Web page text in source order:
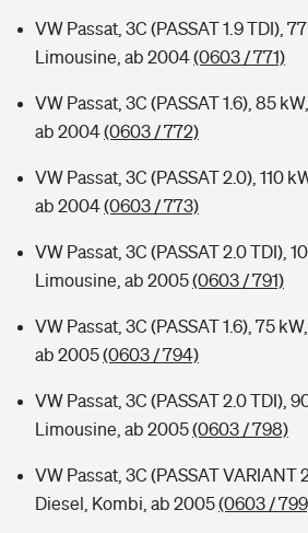
VW Passat, 3C (PASSAT 1.9 TDI),
Limousine, ab 2004(0603 / 771)
VW Passat, 3C (PASSAT 1.6), 85
ab 2004(0603 / 772)
VW Passat, 3C (PASSAT 2.0), 110
ab 2004(0603 / 773)
VW Passat, 3C (PASSAT 2.0 TDI),
Limousine, ab 2005(0603 / 791)
VW Passat, 3C (PASSAT 1.6), 75
ab 2005(0603 / 794)
VW Passat, 3C (PASSAT 2.0 TDI),
Limousine, ab 2005(0603 / 798)
VW Passat, 3C (PASSAT VARIANT
Diesel, Kombi, ab 2005(0603 /